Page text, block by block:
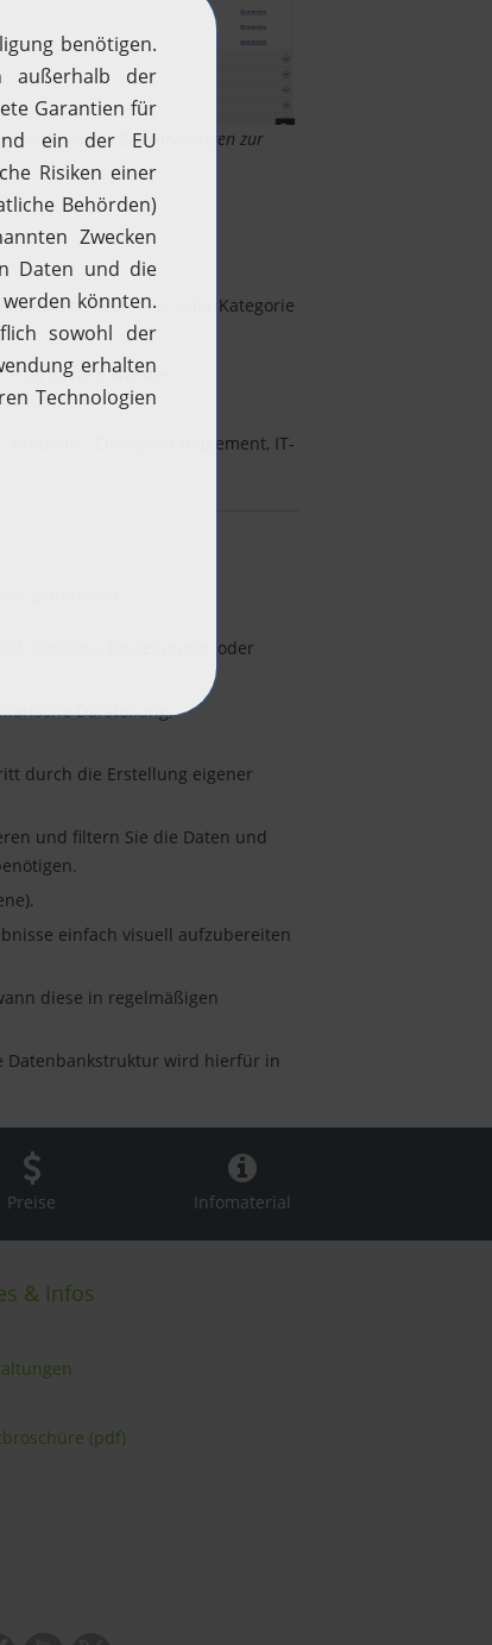
Berichtvorlagen zur
Techniker oder Kategorie
gestellt wurden
Problem-, Change-Management, IT-
generieren:
Verträge, Bestellungen oder
Darstellung,
durch die Erstellung eigener
und filtern Sie die Daten und
einfach visuell aufzubereiten
diese in regelmäßigen
Datenbankstruktur wird hierfür in
Preise Infomaterial
& Infos
(pdf)